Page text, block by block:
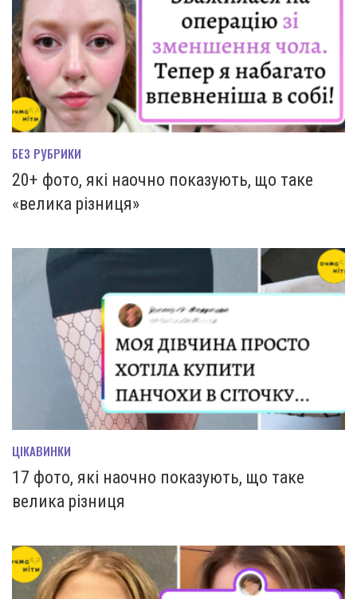
БЕЗ РУБРИКИ
20+ фото, які наочно показують, що таке
«велика різниця»
ЦІКАВИНКИ
17 фото, які наочно показують, що таке
велика різниця